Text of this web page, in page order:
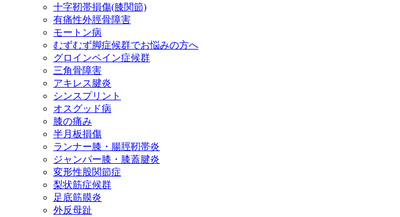
十字靭帯損傷(膝関節)
有痛性外脛骨障害
モートン病
むずむず脚症候群でお悩みの方へ
グロインペイン症候群
三角骨障害
アキレス腱炎
シンスプリント
オスグッド病
膝の痛み
半月板損傷
ランナー膝・腸脛靭帯炎
ジャンパー膝・膝蓋腱炎
変形性股関節症
梨状筋症候群
足底筋膜炎
外反母趾